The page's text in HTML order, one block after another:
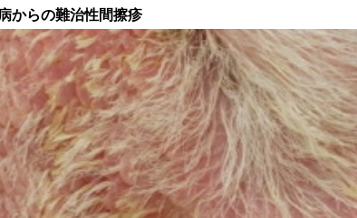
からの難治性間擦疹